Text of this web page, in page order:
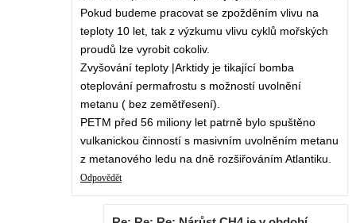
Pokud budeme pracovat se zpožděním vlivu na
teploty 10 let, tak z výzkumu vlivu cyklů mořských
proudů lze vyrobit cokoliv.
Zvyšování teploty |Arktidy je tikající bomba
oteplování permafrostu s možností uvolnění
metanu ( bez zemětřesení).
PETM před 56 miliony let patrně bylo spuštěno
vulkanickou činností s masivním uvolněním metanu
z metanového ledu na dně rozšiřováním Atlantiku.
Odpovědět